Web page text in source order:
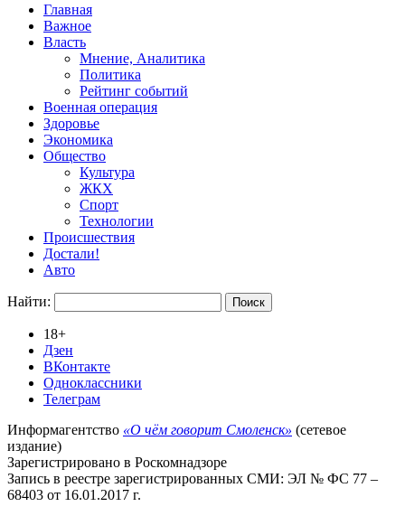
Главная
Важное
Власть
Мнение, Аналитика
Политика
Рейтинг событий
Военная операция
Здоровье
Экономика
Общество
Культура
ЖКХ
Спорт
Технологии
Происшествия
Достали!
Авто
Найти:
18+
Дзен
ВКонтакте
Одноклассники
Телеграм
Информагентство «О чём говорит Смоленск» (сетевое
издание)
Зарегистрировано в Роскомнадзоре
Запись в реестре зарегистрированных СМИ: ЭЛ № ФС 77 –
68403 от 16.01.2017 г.